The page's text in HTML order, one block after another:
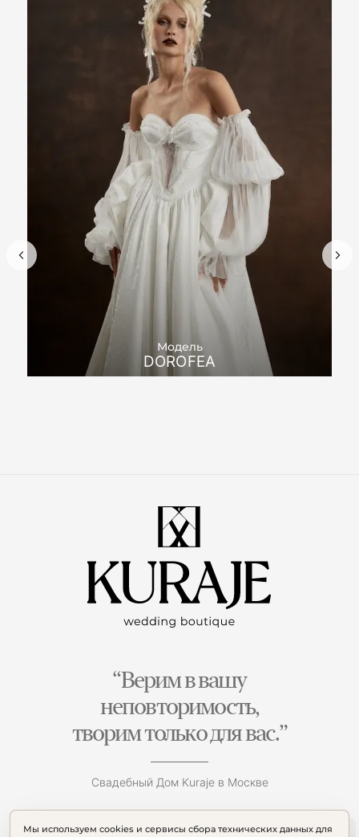
Модель
DOROFEA
Мы используем cookies и сервисы сбора технических данных для
“Верим в вашу
неповторимость,
творим только для вас.”
Свадебный Дом Kuraje в Москве